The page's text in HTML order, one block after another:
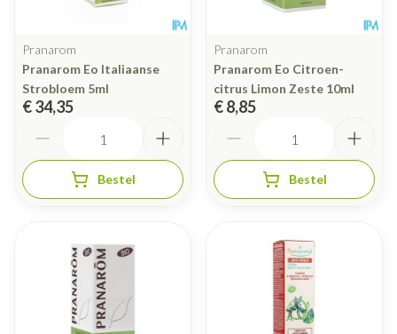
Pranarom
Pranarom Eo Italiaanse
Strobloem 5ml
€ 34,35
Bestel
Pranarom
Pranarom Eo Citroen-
citrus Limon Zeste 10ml
€ 8,85
Bestel